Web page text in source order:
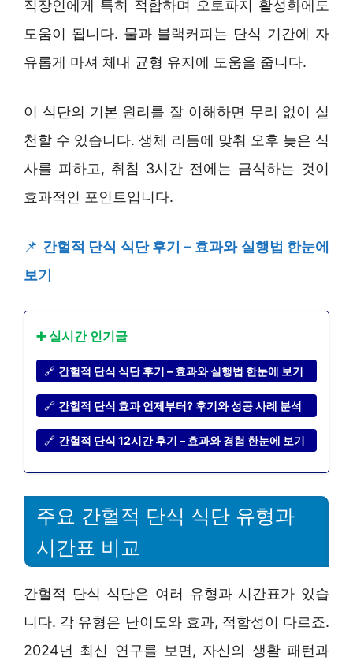
직장인에게 특히 적합하며 오토파지 활성화에도
도움이 됩니다. 물과 블랙커피는 단식 기간에 자
유롭게 마셔 체내 균형 유지에 도움을 줍니다.
이 식단의 기본 원리를 잘 이해하면 무리 없이 실
천할 수 있습니다. 생체 리듬에 맞춰 오후 늦은 식
사를 피하고, 취침 3시간 전에는 금식하는 것이
효과적인 포인트입니다.
📌 간헐적 단식 식단 후기 – 효과와 실행법 한눈에
보기
➕ 실시간 인기글
🔗 간헐적 단식 식단 후기 – 효과와 실행법 한눈에 보기
🔗 간헐적 단식 효과 언제부터? 후기와 성공 사례 분석
🔗 간헐적 단식 12시간 후기 – 효과와 경험 한눈에 보기
주요 간헐적 단식 식단 유형과
시간표 비교
간헐적 단식 식단은 여러 유형과 시간표가 있습
니다. 각 유형은 난이도와 효과, 적합성이 다르죠.
2024년 최신 연구를 보면, 자신의 생활 패턴과